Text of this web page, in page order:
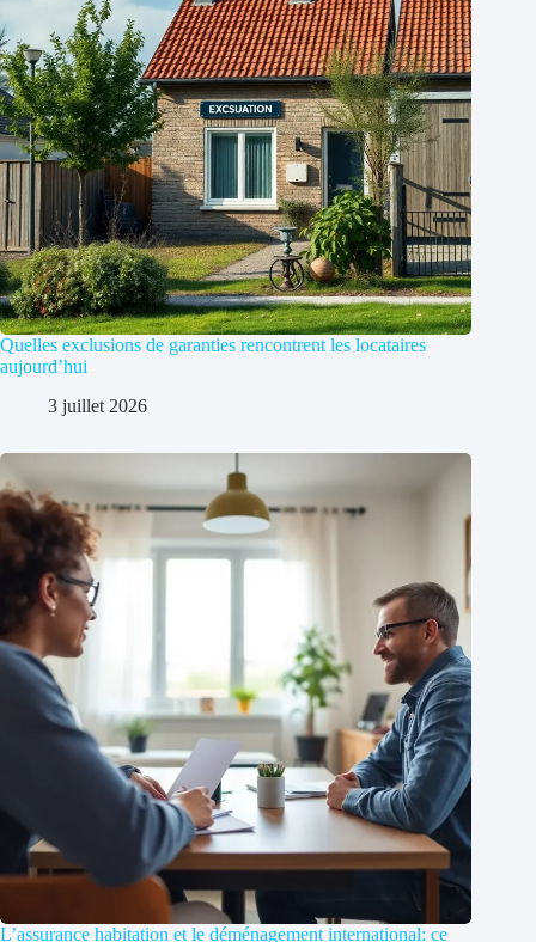
Quelles exclusions de garanties rencontrent les locataires
aujourd’hui
3 juillet 2026
L’assurance habitation et le déménagement international: ce